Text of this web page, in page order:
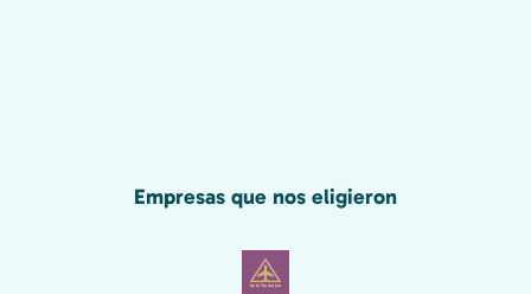
Empresas que nos eligieron